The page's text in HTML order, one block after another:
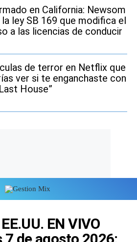
en California: Newsom
ley SB 169 que modifica el
a las licencias de conducir
de terror en Netflix que
ver si te enganchaste con
House”